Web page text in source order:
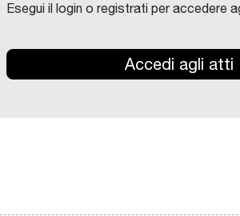
Esegui il login o registrati per accedere
Accedi agli atti